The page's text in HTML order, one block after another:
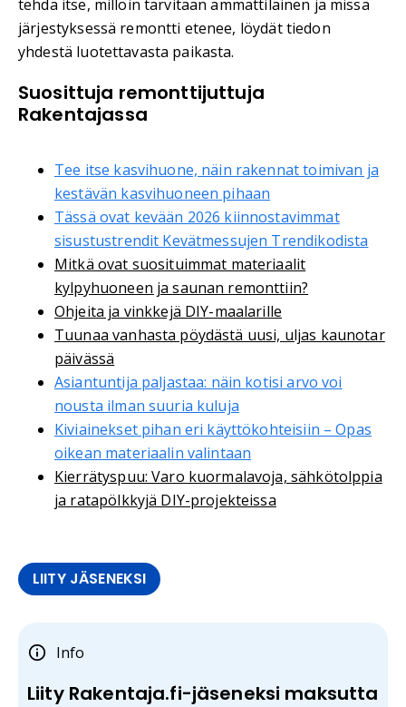
tehdä itse, milloin tarvitaan ammattilainen ja missä
järjestyksessä remontti etenee, löydät tiedon
yhdestä luotettavasta paikasta.
Suosittuja remonttijuttuja
Rakentajassa
Tee itse kasvihuone, näin rakennat toimivan ja
kestävän kasvihuoneen pihaan
Tässä ovat kevään 2026 kiinnostavimmat
sisustustrendit Kevätmessujen Trendikodista
Mitkä ovat suosituimmat materiaalit
kylpyhuoneen ja saunan remonttiin?
Ohjeita ja vinkkejä DIY-maalarille
Tuunaa vanhasta pöydästä uusi, uljas kaunotar
päivässä
Asiantuntija paljastaa: näin kotisi arvo voi
nousta ilman suuria kuluja
Kiviainekset pihan eri käyttökohteisiin – Opas
oikean materiaalin valintaan
Kierrätyspuu: Varo kuormalavoja, sähkötolppia
ja ratapölkkyjä DIY-projekteissa
LIITY JÄSENEKSI
Info
Liity Rakentaja.fi-jäseneksi maksutta